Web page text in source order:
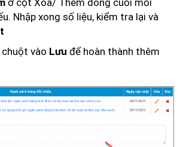
Nhập xong số liệu, kiểm tra lại và
vào Lưu để hoàn thành thêm